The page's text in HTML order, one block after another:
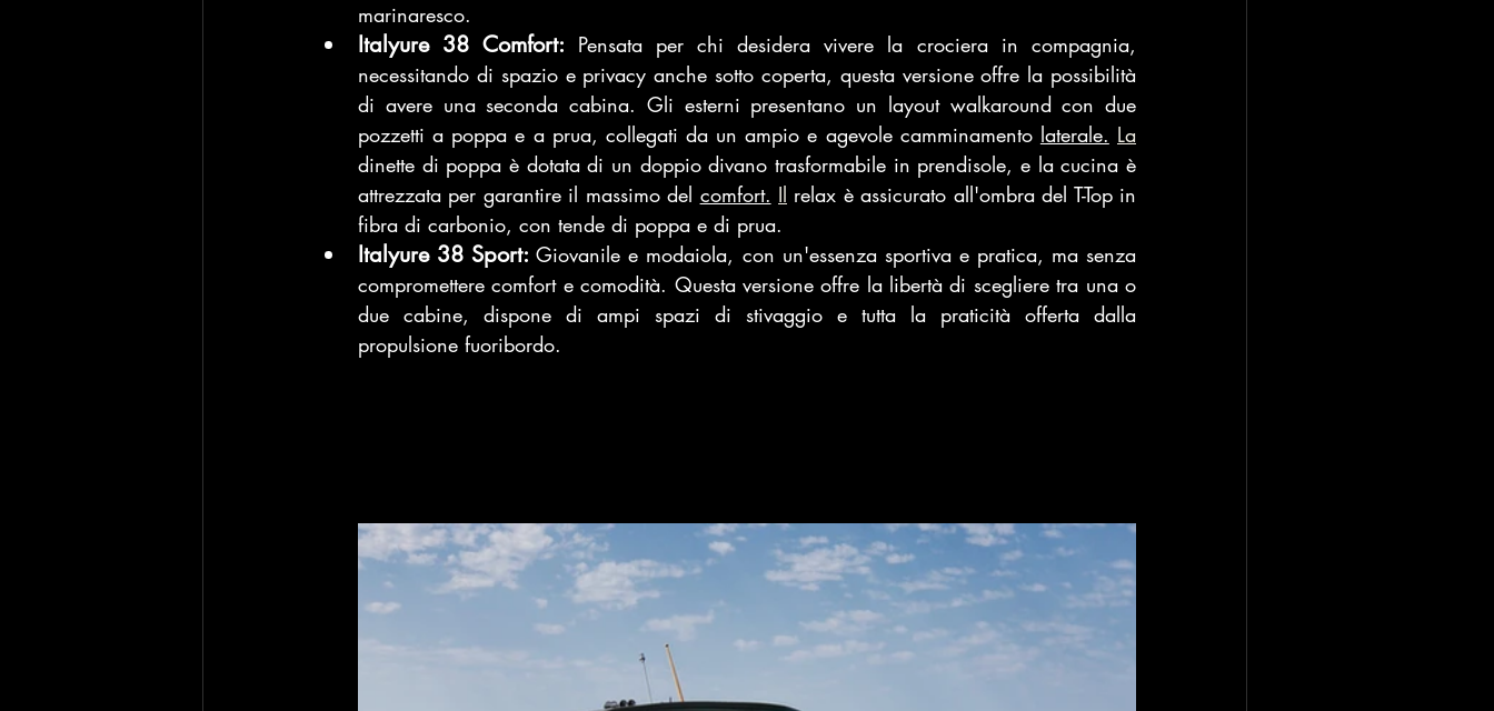
marinaresco.
Italyure 38 Comfort: Pensata per chi desidera vivere la crociera in compagnia,
necessitando di spazio e privacy anche sotto coperta, questa versione offre la possibilità
di avere una seconda cabina. Gli esterni presentano un layout walkaround con due
pozzetti a poppa e a prua, collegati da un ampio e agevole camminamento laterale. La
dinette di poppa è dotata di un doppio divano trasformabile in prendisole, e la cucina è
attrezzata per garantire il massimo del comfort. Il relax è assicurato all'ombra del T-Top in
fibra di carbonio, con tende di poppa e di prua.
Italyure 38 Sport: Giovanile e modaiola, con un'essenza sportiva e pratica, ma senza
compromettere comfort e comodità. Questa versione offre la libertà di scegliere tra una o
due cabine, dispone di ampi spazi di stivaggio e tutta la praticità offerta dalla
propulsione fuoribordo.